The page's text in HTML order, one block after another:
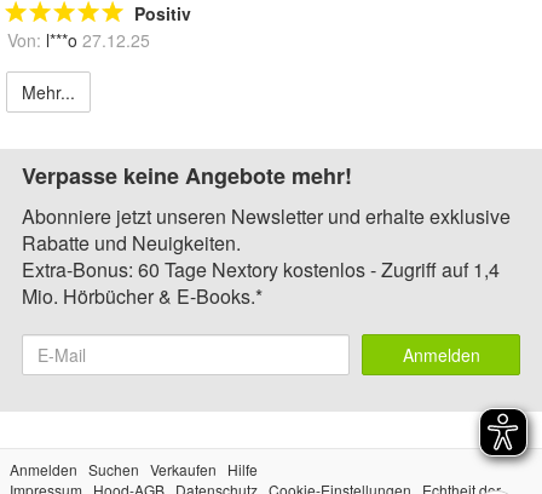
Positiv
Von: l***o 27.12.25
Mehr...
Verpasse keine Angebote mehr!
Abonniere jetzt unseren Newsletter und erhalte exklusive
Rabatte und Neuigkeiten.
Extra-Bonus: 60 Tage Nextory kostenlos - Zugriff auf 1,4
Mio. Hörbücher & E-Books.*
Anmelden
Anmelden Suchen Verkaufen
Hilfe